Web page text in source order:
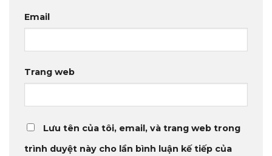
Email
Trang web
Lưu tên của tôi, email, và trang web trong
trình duyệt này cho lần bình luận kế tiếp của